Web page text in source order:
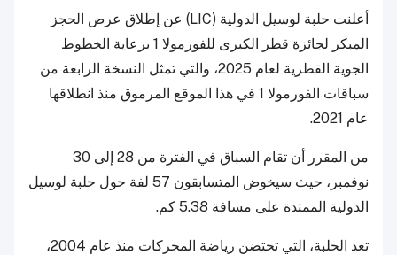
أعلنت حلبة لوسيل الدولية (LIC) عن إطلاق عرض الحجز
المبكر لجائزة قطر الكبرى للفورمولا 1 برعاية الخطوط
الجوية القطرية لعام 2025، والتي تمثل النسخة الرابعة من
سباقات الفورمولا 1 في هذا الموقع المرموق منذ انطلاقها
عام 2021.
من المقرر أن تقام السباق في الفترة من 28 إلى 30
نوفمبر، حيث سيخوض المتسابقون 57 لفة حول حلبة لوسيل
الدولية الممتدة على مسافة 5.38 كم.
تعد الحلبة، التي تحتضن رياضة المحركات منذ عام 2004،